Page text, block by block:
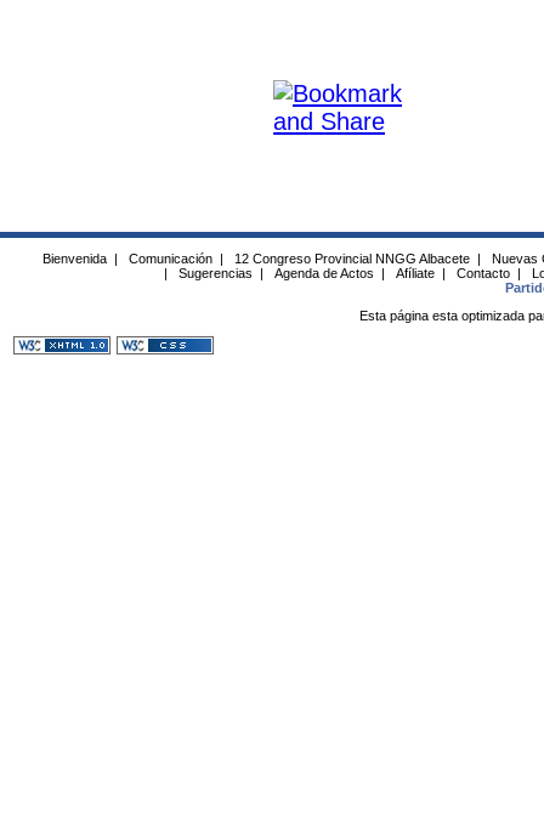
Bienvenida | Comunicación | 12 Congreso Provincial NNGG Albacete |
Nuevas
|
Sugerencias | Agenda de Actos | Afíliate | Contacto |
Esta página esta optimizada